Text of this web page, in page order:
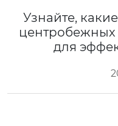
Узнайте,
центробежных
для